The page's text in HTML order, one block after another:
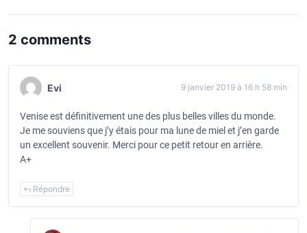
i
o
r
2 comments
Evi 9 janvier 2019 à 16 h 58 min
Venise est définitivement une des plus belles villes du monde.
Je me souviens que j’y étais pour ma lune de miel et j’en garde
un excellent souvenir. Merci pour ce petit retour en arrière.
A+
Répondre